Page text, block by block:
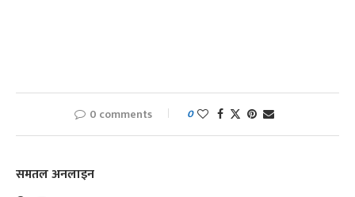
0 comments 0
समतल अनलाइन